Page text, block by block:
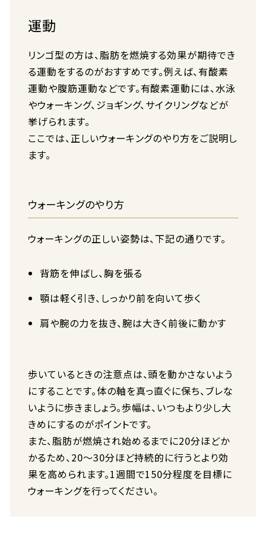
運動
リンゴ型の方は、脂肪を燃焼する効果が期待でき
る運動をするのがおすすめです。例えば、有酸素
運動や腹筋運動などです。有酸素運動には、水泳
やウォーキング、ジョギング、サイクリングなどが
挙げられます。
ここでは、正しいウォーキングのやり方をご説明し
ます。
ウォーキングのやり方
ウォーキングの正しい姿勢は、下記の通りです。
背筋を伸ばし、胸を張る
顎は軽く引き、しっかり前を向いて歩く
肩や腕の力を抜き、腕は大きく前後に動かす
歩いているときの注意点は、頭を動かさないよう
にすることです。体の軸を真っ直ぐに保ち、ブレな
いように歩きましょう。歩幅は、いつもより少し大
きめにするのがポイントです。
また、脂肪が燃焼され始めるまでに20分ほどか
かるため、20〜30分ほど持続的に行うとより効
果を高められます。1週間で150分程度を目標に
ウォーキングを行ってください。